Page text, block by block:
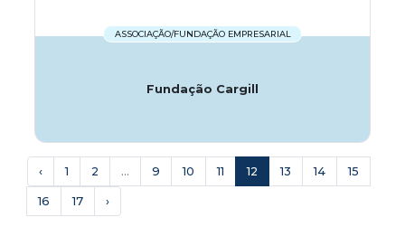
ASSOCIAÇÃO/FUNDAÇÃO EMPRESARIAL
Fundação Cargill
‹ 1 2 ... 9 10 11 12 13 14 15
16 17 ›